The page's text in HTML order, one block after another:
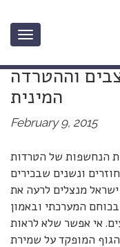
Toggle
דגל האשמת
וההטרדה
המינית
February 9, 2015
הנחשפות של הטרדות
ונשנים שבכירים
מנצלים לרעה את
המערכתי ובאמון
אי אפשר שלא לראות
המופקד על שמירת